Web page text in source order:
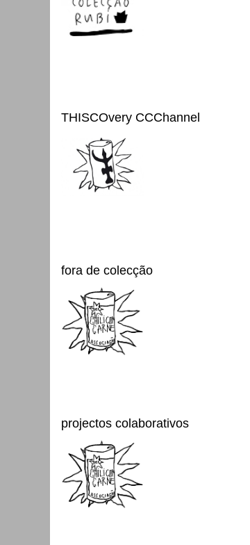
THISCOvery CCChannel
fora de colecção
projectos colaborativos